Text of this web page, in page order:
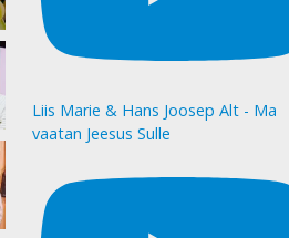
Liis Marie & Hans Joosep Alt - Ma
vaatan Jeesus Sulle